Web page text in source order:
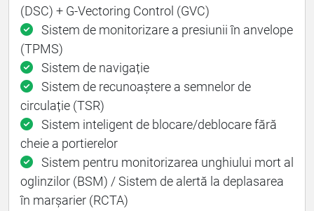
(DSC) + G-Vectoring Control (GVC)
Sistem de monitorizare a presiunii în anvelope
(TPMS)
Sistem de navigație
Sistem de recunoaștere a semnelor de
circulație (TSR)
Sistem inteligent de blocare/deblocare fără
cheie a portierelor
Sistem pentru monitorizarea unghiului mort al
oglinzilor (BSM) / Sistem de alertă la deplasarea
în marșarier (RCTA)